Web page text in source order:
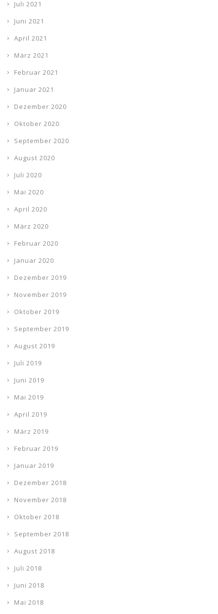
Juli 2021
Juni 2021
April 2021
März 2021
Februar 2021
Januar 2021
Dezember 2020
Oktober 2020
September 2020
August 2020
Juli 2020
Mai 2020
April 2020
März 2020
Februar 2020
Januar 2020
Dezember 2019
November 2019
Oktober 2019
September 2019
August 2019
Juli 2019
Juni 2019
Mai 2019
April 2019
März 2019
Februar 2019
Januar 2019
Dezember 2018
November 2018
Oktober 2018
September 2018
August 2018
Juli 2018
Juni 2018
Mai 2018